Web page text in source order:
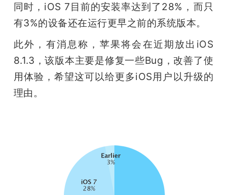
开
活
动
同时，iOS 7目前的安装率达到了28%，而只
有3%的设备还在运行更早之前的系统版本。
此外，有消息称，苹果将会在近期放出iOS
8.1.3，该版本主要是修复一些Bug，改善了使
用体验，希望这可以给更多iOS用户以升级的
理由。